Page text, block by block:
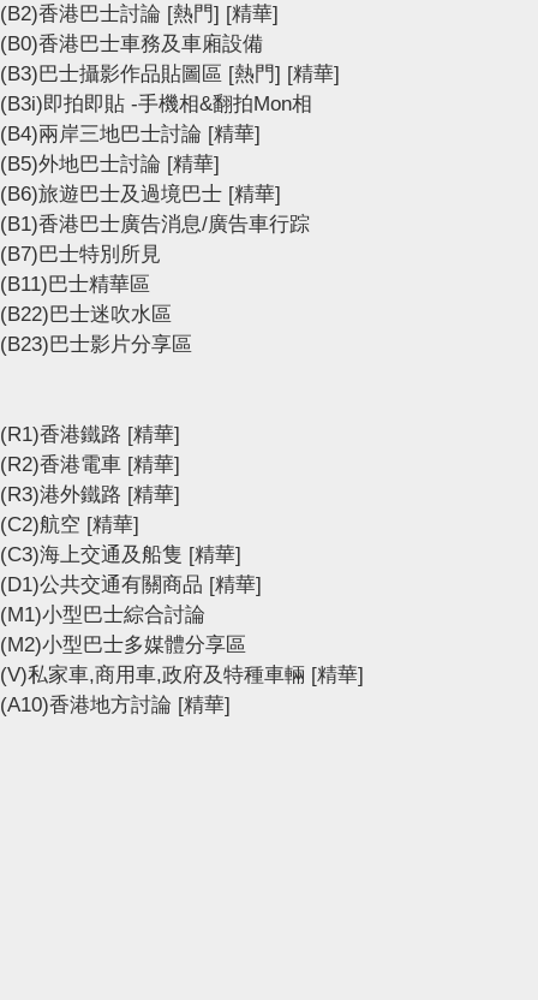
(B2)香港巴士討論 [熱門] [精華]
(B0)香港巴士車務及車廂設備
(B3)巴士攝影作品貼圖區 [熱門] [精華]
(B3i)即拍即貼 -手機相&翻拍Mon相
(B4)兩岸三地巴士討論 [精華]
(B5)外地巴士討論 [精華]
(B6)旅遊巴士及過境巴士 [精華]
(B1)香港巴士廣告消息/廣告車行踪
(B7)巴士特別所見
(B11)巴士精華區
(B22)巴士迷吹水區
(B23)巴士影片分享區
(R1)香港鐵路 [精華]
(R2)香港電車 [精華]
(R3)港外鐵路 [精華]
(C2)航空 [精華]
(C3)海上交通及船隻 [精華]
(D1)公共交通有關商品 [精華]
(M1)小型巴士綜合討論
(M2)小型巴士多媒體分享區
(V)私家車,商用車,政府及特種車輛 [精華]
(A10)香港地方討論 [精華]